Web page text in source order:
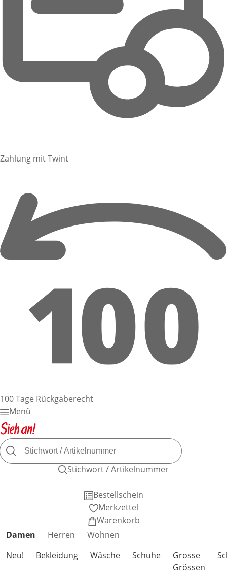
Zahlung mit Twint
100 Tage Rückgaberecht
Menü
Stichwort / Artikelnummer
Bestellschein
Merkzettel
Warenkorb
Produktkategorien überspringen
Damen Herren
Wohnen
Neu!
Bekleidung Wäsche Schuhe
Grosse
Grössen